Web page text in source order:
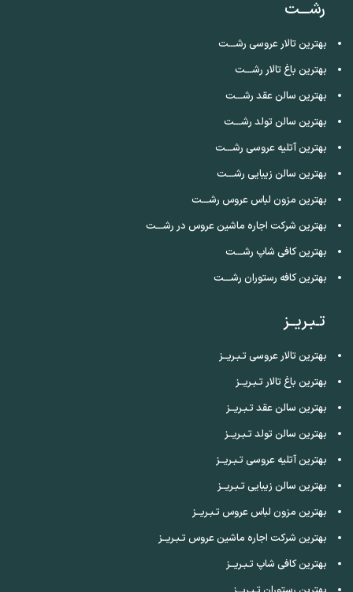
رشـــت
بهترین تالار عروسی رشـــت
بهترین باغ تالار رشـــت
بهترین سالن عقد رشـــت
بهترین سالن تولد رشـــت
بهترین آتلیه عروسی رشـــت
بهترین سالن زیبایی رشـــت
بهترین مزون لباس عروس رشـــت
بهترین شرکت اجاره ماشین عروس در رشـــت
بهترین کافی شاپ رشـــت
بهترین کافه رستوران رشـــت
تـبـریــز
بهترین تالار عروسی تـبـریــز
بهترین باغ تالار تـبـریــز
بهترین سالن عقد تـبـریــز
بهترین سالن تولد تـبـریــز
بهترین آتلیه عروسی تـبـریــز
بهترین سالن زیبایی تـبـریــز
بهترین مزون لباس عروس تـبـریــز
بهترین شرکت اجاره ماشین عروس تـبـریــز
بهترین کافی شاپ تـبـریــز